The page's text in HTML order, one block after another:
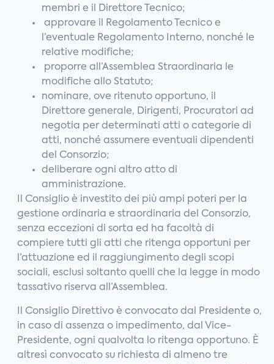
membri e il Direttore Tecnico;
approvare il Regolamento Tecnico e
l’eventuale Regolamento Interno, nonché le
relative modifiche;
proporre all’Assemblea Straordinaria le
modifiche allo Statuto;
nominare, ove ritenuto opportuno, il
Direttore generale, Dirigenti, Procuratori ad
negotia per determinati atti o categorie di
atti, nonché assumere eventuali dipendenti
del Consorzio;
deliberare ogni altro atto di
amministrazione.
Il Consiglio è investito dei più ampi poteri per la
gestione ordinaria e straordinaria del Consorzio,
senza eccezioni di sorta ed ha facoltà di
compiere tutti gli atti che ritenga opportuni per
l’attuazione ed il raggiungimento degli scopi
sociali, esclusi soltanto quelli che la legge in modo
tassativo riserva all’Assemblea.
Il Consiglio Direttivo è convocato dal Presidente o,
in caso di assenza o impedimento, dal Vice-
Presidente, ogni qualvolta lo ritenga opportuno. È
altresì convocato su richiesta di almeno tre